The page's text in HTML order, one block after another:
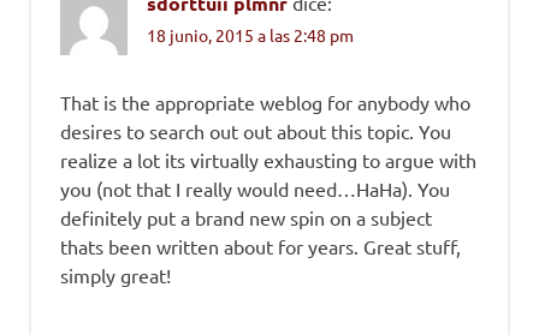
18 junio, 2015 a las 2:48 pm
That is the appropriate weblog for anybody who
desires to search out out about this topic. You
realize a lot its virtually exhausting to argue with
you (not that I really would need…HaHa). You
definitely put a brand new spin on a subject
thats been written about for years. Great stuff,
simply great!